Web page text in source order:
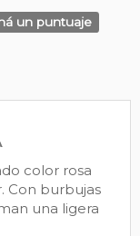
un puntuaje
color rosa
Con burbujas
una ligera